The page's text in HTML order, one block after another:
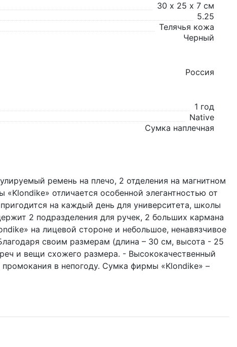
30 х 25 х 7 см
5.25
Телячья кожа
Черный
Россия
1 год
Native
Сумка наплечная
ремень на плечо, 2 отделения на магнитном
отличается особенной элегантностью от
на каждый день для университета, школы
2 подразделения для ручек, 2 больших кармана
на лицевой стороне и небольшое, ненавязчивое
своим размерам (длина – 30 см, высота - 25
и вещи схожего размера. - Высококачественный
в непогоду. Сумка фирмы «Klondike» –